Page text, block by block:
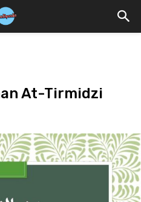
At-Tirmidzi